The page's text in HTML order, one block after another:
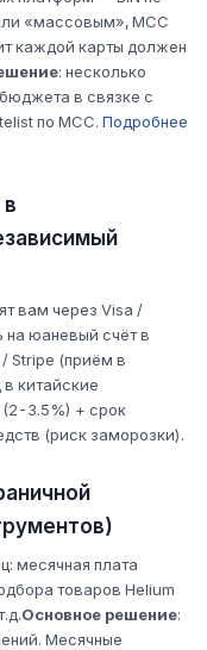
«массовым», MCC
каждой карты должен
: несколько
в связке с
по MCC. Подробнее
вам через Visa /
на юаневый счёт в
/ Stripe (приём в
китайские
(2-3.5%) + срок
(риск заморозки).
месячная плата
товаров Helium
Основное решение:
Месячные